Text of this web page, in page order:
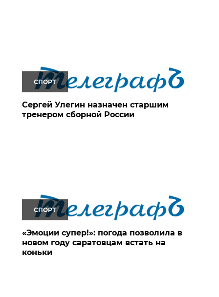
СПОРТ
Сергей Улегин назначен старшим
тренером сборной России
СПОРТ
«Эмоции супер!»: погода позволила в
новом году саратовцам встать на
коньки